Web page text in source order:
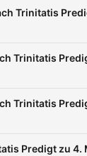
Trinitatis
Trinitatis
Trinitatis
Predigt zu 4.